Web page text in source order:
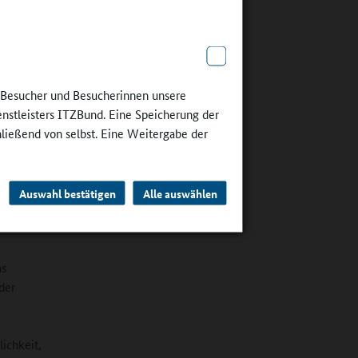
und Besucherinnen unsere
ITZBund. Eine Speicherung der
von selbst. Eine Weitergabe der
Auswahl bestätigen Alle auswählen
gute
Impulse
als